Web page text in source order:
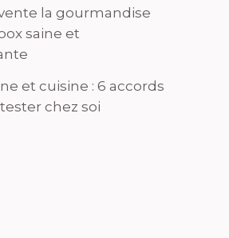
la gourmandise
saine et
et cuisine : 6 accords
chez soi